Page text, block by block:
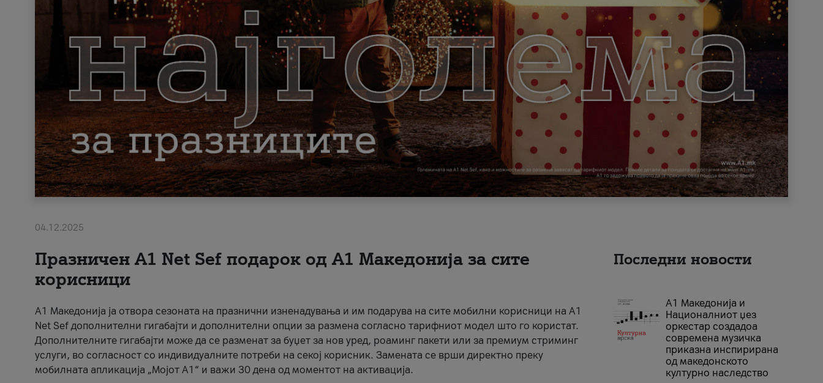
04.12.2025
Празничен A1 Net Sеf подарок од А1 Македонија за сите
корисници
А1 Македонија ја отвора сезоната на празнични изненадувања и им подарува на сите мобилни корисници на A1
Net Sef дополнителни гигабајти и дополнителни опции за размена согласно тарифниот модел што го користат.
Дополнителните гигабајти може да се разменат за буџет за нов уред, роаминг пакети или за премиум стриминг
услуги, во согласност со индивидуалните потреби на секој корисник. Замената се врши директно преку
мобилната апликација „Мојот А1“ и важи 30 дена од моментот на активација.
Последни новости
А1 Македонија и
Националниот џез
оркестар создадоа
современа музичка
приказна инспирирана
од македонското
културно наследство